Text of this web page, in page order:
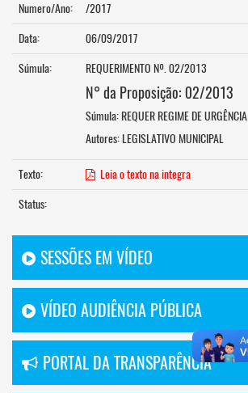
Numero/Ano:
/2017
Data:
06/09/2017
Súmula:
REQUERIMENTO Nº. 02/2013
N° da Proposição: 02/2013
Súmula: REQUER REGIME DE URGÊNCIA
Autores: LEGISLATIVO MUNICIPAL
Texto:
Leia o texto na integra
Status:
SESSÕES EM VÍDEO
VÍDEO AUDIÊNCIA PÚBLICA
PORTAL DA TRANSPARÊNCIA